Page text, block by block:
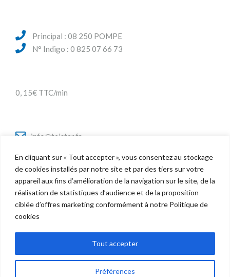
En cliquant sur « Tout accepter », vous consentez au stockage
de cookies installés par notre site et par des tiers sur votre
appareil aux fins d’amélioration de la navigation sur le site, de la
réalisation de statistiques d’audience et de la proposition
ciblée d’offres marketing conformément à notre Politique de
cookies
Préférences
Tout accepter
Principal : 08 250 POMPE
N° Indigo : 0 825 07 66 73
0, 15€ TTC/min
info@telstar.fr
Twitter
Facebook